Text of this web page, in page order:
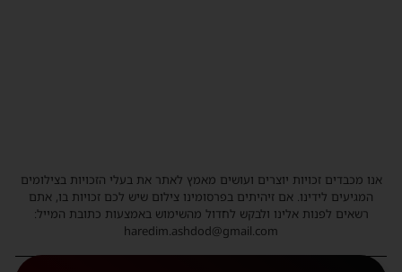
אנו מכבדים זכויות יוצרים ועושים מאמץ לאתר את בעלי הזכויות בצילומים
המגיעים לידינו. אם זיהיתים בפרסומינו צילום שיש לכם זכויות בו, אתם
רשאים לפנות אלינו ולבקש לחדול מהשימוש באמצעות כתובת המייל:
haredim.ashdod@gmail.com